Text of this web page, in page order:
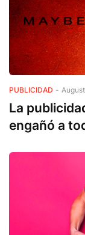
PUBLICIDAD -
La
engañó a